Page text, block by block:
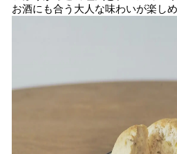
お酒にも合う大人な味わいが楽しめ